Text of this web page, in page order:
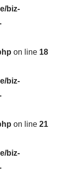
biz-
on line 18
biz-
on line 21
biz-